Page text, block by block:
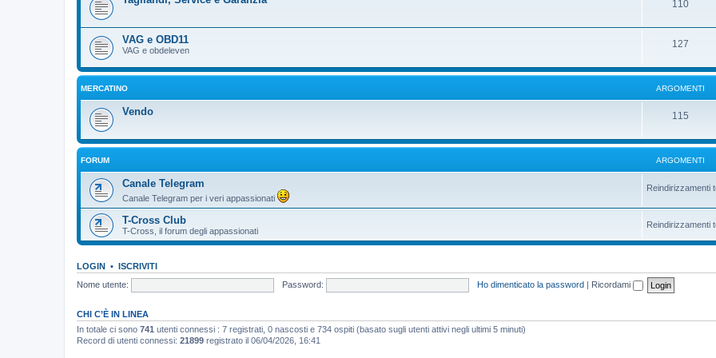
110
VAG e OBD11
VAG e obdeleven
127
MERCATINO ARGOMENTI
Vendo 115
FORUM ARGOMENTI
Canale Telegram
Canale Telegram per i veri appassionati
Reindirizzamenti
T-Cross Club
T-Cross, il forum degli appassionati
Reindirizzamenti
LOGIN • ISCRIVITI
Nome utente:
Password: Ho dimenticato la password | Ricordami
CHI C’È IN LINEA
In totale ci sono 741 utenti connessi : 7 registrati, 0 nascosti e 734 ospiti (basato sugli utenti attivi negli ultimi 5 minuti)
Record di utenti connessi: 21899 registrato il 06/04/2026, 16:41